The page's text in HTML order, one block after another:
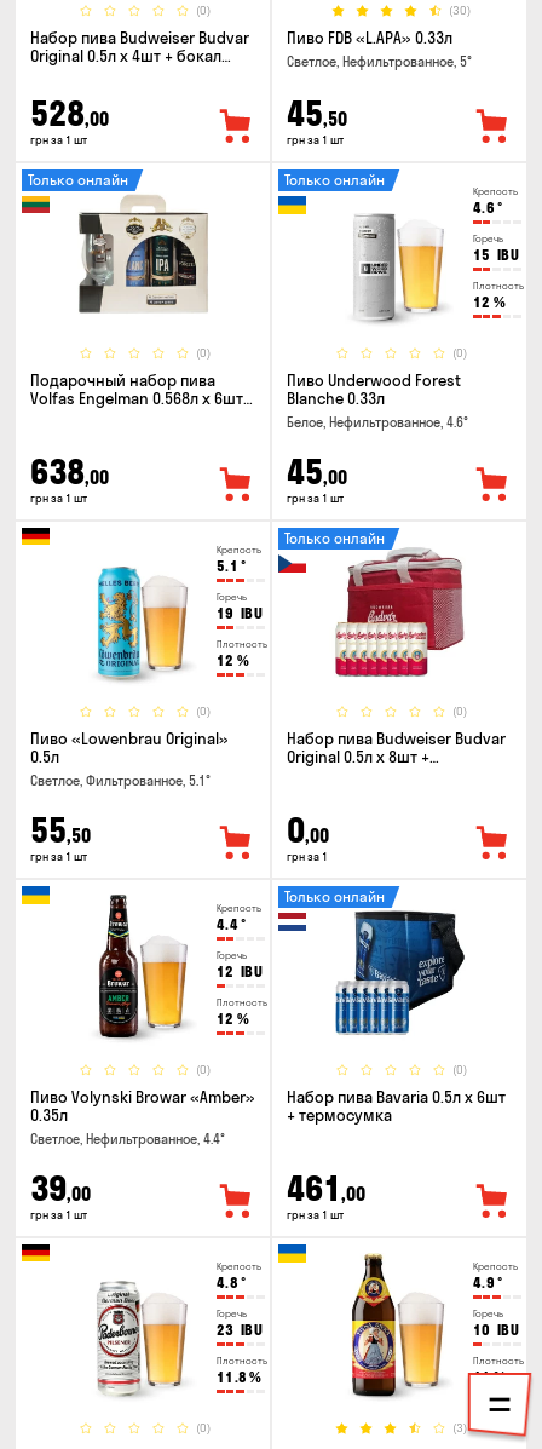
(0)
Набор пива Budweiser Budvar
Original 0.5л х 4шт + бокал
528,00
грн за 1 шт
(30)
Пиво FDB «L.APA» 0.33л
Светлое, Нефильтрованное, 5°
45,50
грн за 1 шт
(0)
Только онлайн
Подарочный набор пива
Volfas Engelman 0.568л x 6шт +
638,00
грн за 1 шт
Крепость
4.6 °
Горечь
15 IBU
Плотность
12 %
(0)
Только онлайн
Пиво Underwood Forest
Blanche 0.33л
Белое, Нефильтрованное, 4.6°
45,00
грн за 1 шт
Крепость
5.1 °
Горечь
19 IBU
Плотность
12 %
(0)
Пиво «Lowenbrau Original»
0.5л
Светлое, Фильтрованное, 5.1°
55,50
грн за 1 шт
(0)
Только онлайн
Набор пива Budweiser Budvar
Original 0.5л x 8шт +
0,00
грн за 1
Крепость
4.4°
Горечь
12 IBU
Плотность
12 %
(0)
Пиво Volynski Browar «Amber»
0.35л
Светлое, Нефильтрованное, 4.4°
39,00
грн за 1 шт
(0)
Только онлайн
Набор пива Bavaria 0.5л х 6шт
+ термосумка
461 ,00
грн за 1 шт
Крепость
4.8 °
Горечь
23 IBU
Плотность
11.8 %
(0)
Крепость
4.9 °
Горечь
10 IBU
Плотность
11%
(3)